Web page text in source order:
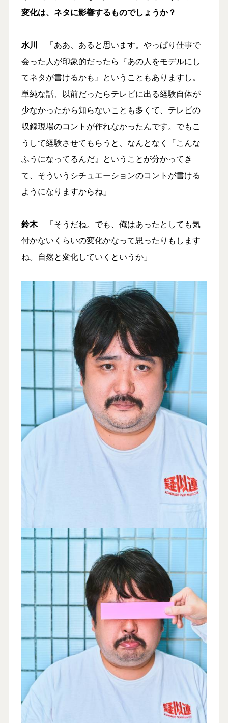
変化は、ネタに影響するものでしょうか？
水川 「ああ、あると思います。やっぱり仕事で
会った人が印象的だったら『あの人をモデルにし
てネタが書けるかも』ということもありますし。
単純な話、以前だったらテレビに出る経験自体が
少なかったから知らないことも多くて、テレビの
収録現場のコントが作れなかったんです。でもこ
うして経験させてもらうと、なんとなく『こんな
ふうになってるんだ』ということが分かってき
て、そういうシチュエーションのコントが書ける
ようになりますからね」
鈴木「そうだね。でも、俺はあったとしても気
付かないくらいの変化かなって思ったりもします
ね。自然と変化していくというか」